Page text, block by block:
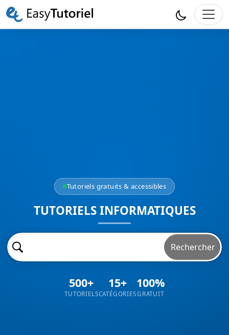
Tutoriels gratuits & accessibles
TUTORIELS INFORMATIQUES
Rechercher
500+
TUTORIELS
15+
CATÉGORIES
100%
GRATUIT